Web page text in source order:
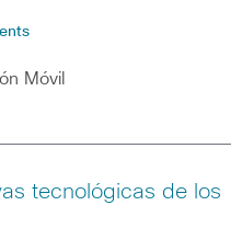
Móvil
tecnológicas de los